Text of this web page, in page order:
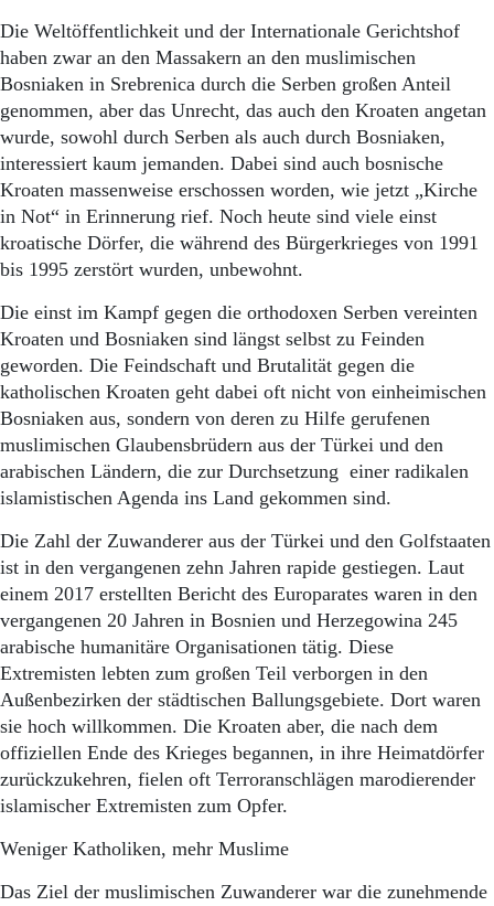
Die Weltöffentlichkeit und der Internationale Gerichtshof
haben zwar an den Massakern an den muslimischen
Bosniaken in Srebrenica durch die Serben großen Anteil
genommen, aber das Unrecht, das auch den Kroaten angetan
wurde, sowohl durch Serben als auch durch Bosniaken,
interessiert kaum jemanden. Dabei sind auch bosnische
Kroaten massenweise erschossen worden, wie jetzt „Kirche
in Not“ in Erinnerung rief. Noch heute sind viele einst
kroatische Dörfer, die während des Bürgerkrieges von 1991
bis 1995 zerstört wurden, unbewohnt.
Die einst im Kampf gegen die orthodoxen Serben vereinten
Kroaten und Bosniaken sind längst selbst zu Feinden
geworden. Die Feindschaft und Brutalität gegen die
katholischen Kroaten geht dabei oft nicht von einheimischen
Bosniaken aus, sondern von deren zu Hilfe gerufenen
muslimischen Glaubensbrüdern aus der Türkei und den
arabischen Ländern, die zur Durchsetzung einer radikalen
islamistischen Agenda ins Land gekommen sind.
Die Zahl der Zuwanderer aus der Türkei und den Golfstaaten
ist in den vergangenen zehn Jahren rapide gestiegen. Laut
einem 2017 erstellten Bericht des Europarates waren in den
vergangenen 20 Jahren in Bosnien und Herzegowina 245
arabische humanitäre Organisationen tätig. Diese
Extremisten lebten zum großen Teil verborgen in den
Außenbezirken der städtischen Ballungsgebiete. Dort waren
sie hoch willkommen. Die Kroaten aber, die nach dem
offiziellen Ende des Krieges begannen, in ihre Heimatdörfer
zurückzukehren, fielen oft Terroranschlägen marodierender
islamischer Extremisten zum Opfer.
Weniger Katholiken, mehr Muslime
Das Ziel der muslimischen Zuwanderer war die zunehmende